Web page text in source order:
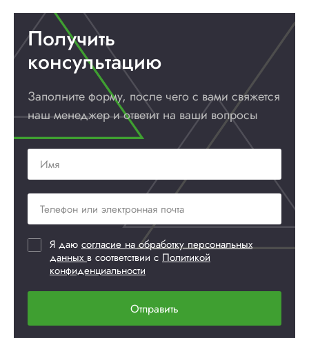
Получить
консультацию
Заполните форму, после чего с вами свяжется
наш менеджер и ответит на ваши вопросы
Я даю согласие на обработку персональных
данных в соответствии с Политикой
конфиденциальности
Отправить